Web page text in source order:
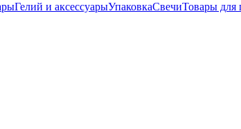
Гелий и аксессуарыУпаковкаСвечиТовары для